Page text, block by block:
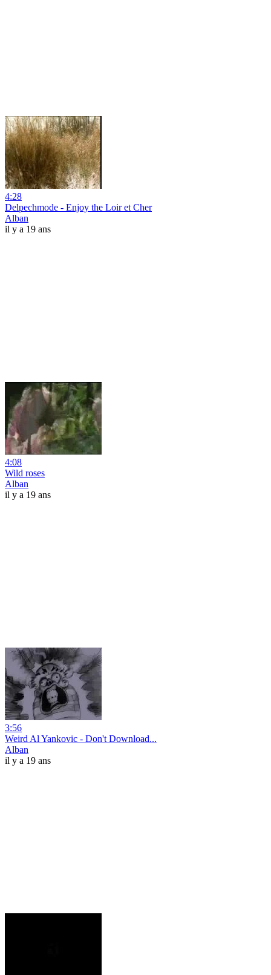
4:28
Delpechmode - Enjoy the Loir et Cher
Alban
il y a 19 ans
4:08
Wild roses
Alban
il y a 19 ans
3:56
Weird Al Yankovic - Don't Download...
Alban
il y a 19 ans